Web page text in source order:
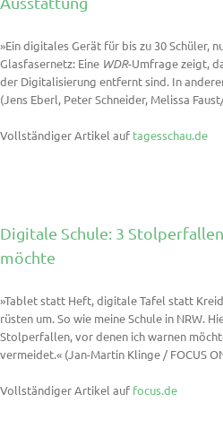
»Ein digitales Gerät für bis zu 30 Schüler,
Glasfasernetz: Eine WDR-Umfrage zeigt,
der Digitalisierung entfernt sind. In
(Jens Eberl, Peter Schneider, Melissa
Vollständiger Artikel auf tagesschau.de
Digitale Schule: 3
möchte
»Tablet statt Heft, digitale Tafel statt
rüsten um. So wie meine Schule in NRW.
Stolperfallen, vor denen ich warnen
vermeidet.« (Jan-Martin Klinge / FOCUS
Vollständiger Artikel auf focus.de